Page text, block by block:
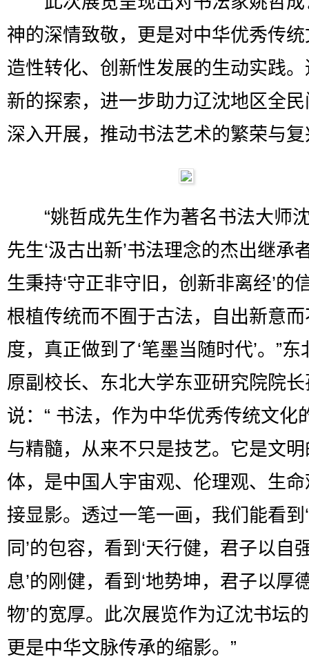
神的深情致敬，更是对中华优秀传
造性转化、创新性发展的生动实践
新的探索，进一步助力辽沈地区全
深入开展，推动书法艺术的繁荣与
“姚哲成先生作为著名书法大师
先生‘汲古出新’书法理念的杰出继承
生秉持‘守正非守旧，创新非离经’的
根植传统而不囿于古法，自出新意
度，真正做到了‘笔墨当随时代’。”东
原副校长、东北大学东亚研究院院
说：“ 书法，作为中华优秀传统文化
与精髓，从来不只是技艺。它是文
体，是中国人宇宙观、伦理观、生
接显影。透过一笔一画，我们能看到
同’的包容，看到‘天行健，君子以自
息’的刚健，看到‘地势坤，君子以厚
物’的宽厚。此次展览作为辽沈书坛
更是中华文脉传承的缩影。”